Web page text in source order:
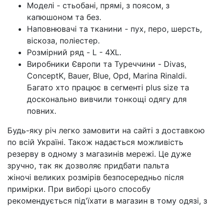
Моделі - стьобані, прямі, з поясом, з
капюшоном та без.
Наповнювачі та тканини - пух, перо, шерсть,
віскоза, поліестер.
Розмірний ряд - L - 4XL.
Виробники Європи та Туреччини - Divas,
ConceptK, Bauer, Blue, Opd, Marina Rinaldi.
Багато хто працює в сегменті plus size та
досконально вивчили тонкощі одягу для
повних.
Будь-яку річ легко замовити на сайті з доставкою
по всій Україні. Також надається можливість
резерву в одному з магазинів мережі. Це дуже
зручно, так як дозволяє придбати пальта
жіночі великих розмірів безпосередньо після
примірки. При виборі цього способу
рекомендується під'їхати в магазин в тому одязі, з